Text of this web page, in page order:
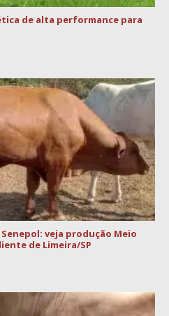
de alta performance para
veja produção Meio
de Limeira/SP